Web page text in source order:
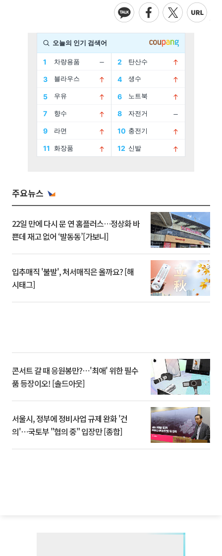
주요뉴스
22일 만에 다시 문 연 홈플러스…정상화 바
쁜데 재고 없어 ‘발동동’[가보니]
입추매직 '불발', 처서매직은 올까요? [해
시태그]
콘서트 갈 때 응원봉만?⋯'최애' 위한 필수
품 등장이오! [솔드아웃]
서울시, 정부에 정비사업 규제 완화 '건
의'⋯국토부 "협의 중" 입장만 [종합]